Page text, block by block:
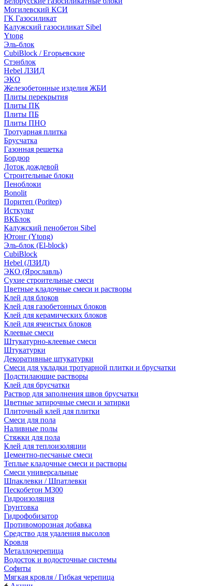
Могилевский КСИ
ГК Газосиликат
Калужский газосиликат Sibel
Ytong
Эль-блок
CubiBlock / Егорьевские
Стэнблок
Hebel ЛЗИД
ЭКО
Железобетонные изделия ЖБИ
Плиты перекрытия
Плиты ПК
Плиты ПБ
Плиты ПНО
Тротуарная плитка
Брусчатка
Газонная решетка
Бордюр
Лоток дождевой
Строительные блоки
Пеноблоки
Bonolit
Поритеп (Poritep)
Исткульт
ВКБлок
Калужский пенобетон Sibel
Ютонг (Ytong)
Эль-блок (El-block)
CubiBlock
Hebel (ЛЗИД)
ЭКО (Ярославль)
Сухие строительные смеси
Цветные кладочные смеси и растворы
Клей для блоков
Клей для газобетонных блоков
Клей для керамических блоков
Клей для ячеистых блоков
Клеевые смеси
Штукатурно-клеевые смеси
Штукатурки
Декоративные штукатурки
Смеси для укладки тротуарной плитки и брусчатки
Подстилающие растворы
Клей для брусчатки
Раствор для заполнения швов брусчатки
Цветные затирочные смеси и затирки
Плиточный клей для плитки
Смеси для пола
Наливные полы
Стяжки для пола
Клей для теплоизоляции
Цементно-песчаные смеси
Теплые кладочные смеси и растворы
Смеси универсальные
Шпаклевки / Шпатлевки
Пескобетон М300
Гидроизоляция
Грунтовка
Гидрофобизатор
Противоморозная добавка
Средство для удаления высолов
Кровля
Металлочерепица
Водосток и водосточные системы
Софиты
Мягкая кровля / Гибкая черепица